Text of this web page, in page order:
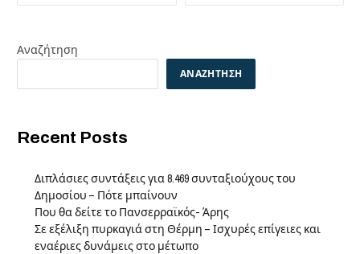
Αναζήτηση
ΑΝΑΖΉΤΗΣΗ
Recent Posts
Διπλάσιες συντάξεις για 8.469 συνταξιούχους του
Δημοσίου – Πότε μπαίνουν
Που θα δείτε το Πανσερραϊκός- Άρης
Σε εξέλιξη πυρκαγιά στη Θέρμη – Ισχυρές επίγειες και
εναέριες δυνάμεις στο μέτωπο